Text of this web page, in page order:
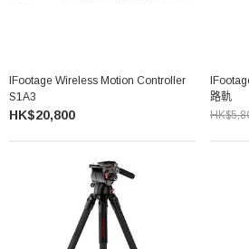
IFootage Wireless Motion Controller
S1A3
HK$20,800
路軌